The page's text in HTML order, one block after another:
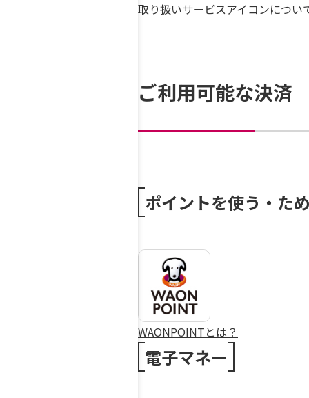
取り扱いサービスアイコンについ
ご利用可能な決済
ポイントを使う・た
WAONPOINTとは？
電子マネー